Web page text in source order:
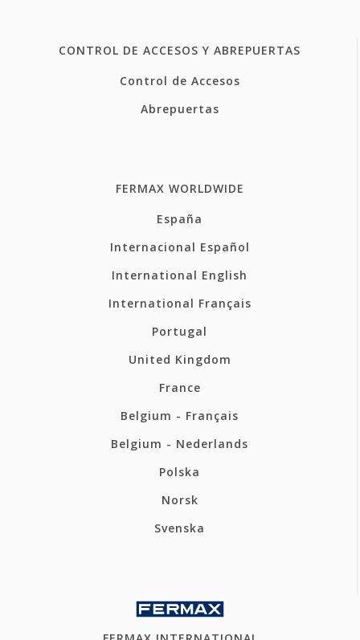
CONTROL DE ACCESOS Y ABREPUERTAS
Control de Accesos
Abrepuertas
FERMAX WORLDWIDE
España
Internacional Español
International English
International Français
Portugal
United Kingdom
France
Belgium - Français
Belgium - Nederlands
Polska
Norsk
Svenska